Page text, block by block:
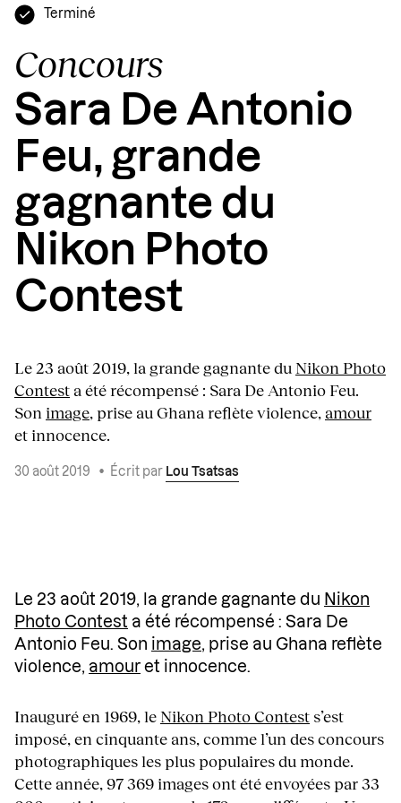
Terminé
Concours
Sara De Antonio
Feu, grande
gagnante du
Nikon Photo
Contest
Le 23 août 2019, la grande gagnante duNikon Photo
Contest a été récompensé : Sara De Antonio Feu.
Son image, prise au Ghana reflète violence, amour
et innocence.
30 août 2019 • Écrit par Lou Tsatsas
Le 23 août 2019, la grande gagnante du Nikon
Photo Contest a été récompensé : Sara De
Antonio Feu. Son image, prise au Ghana reflète
violence, amour et innocence.
Inauguré en 1969, leNikon Photo Contest s’est
imposé, en cinquante ans, comme l’un des concours
photographiques les plus populaires du monde.
Cette année, 97 369 images ont été envoyées par 33